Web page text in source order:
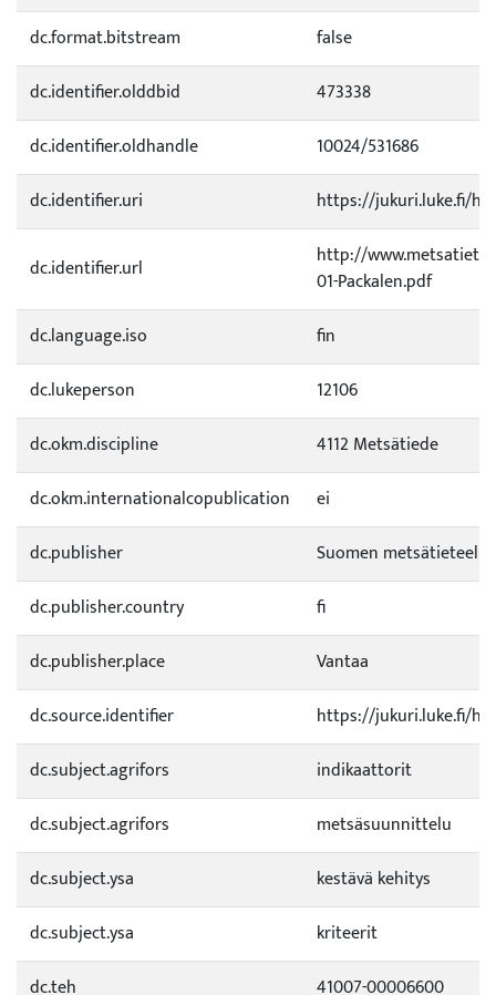
dc.format.bitstream
false
dc.identifier.olddbid
473338
dc.identifier.oldhandle
10024/531686
dc.identifier.uri
https://jukuri.luke.fi/
dc.identifier.url
http://
01-Packalen.pdf
dc.language.iso
fin
dc.lukeperson
12106
dc.okm.discipline
4112 Metsätiede
dc.okm.internationalcopublication
ei
dc.publisher
Suomen
dc.publisher.country
fi
dc.publisher.place
Vantaa
dc.source.identifier
https://jukuri.luke.fi/
dc.subject.agrifors
indikaattorit
dc.subject.agrifors
metsäsuunnittelu
dc.subject.ysa
kestävä kehitys
dc.subject.ysa
kriteerit
dc.teh
41007-00006600